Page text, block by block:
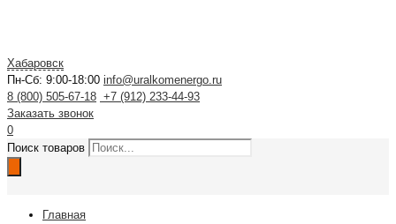
Хабаровск
Пн-Сб: 9:00-18:00 info@uralkomenergo.ru
8 (800) 505-67-18 +7 (912) 233-44-93
Заказать звонок
0
Поиск товаров
Главная